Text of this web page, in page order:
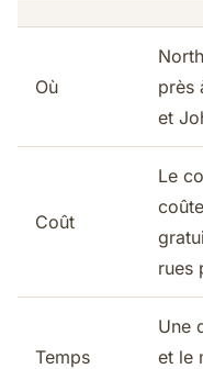
Où
près
et
Coût
Le
rues
Temps
Une
et le